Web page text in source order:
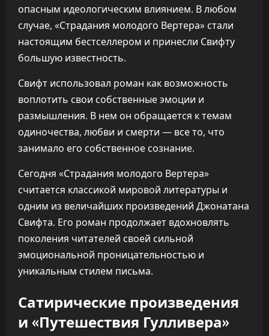
опасным идеологическим влиянием. В любом
случае, «Страдания молодого Вертера» стали
настоящим бестселлером и принесли Свифту
большую известность.
Свифт использовал роман как возможность
воплотить свои собственные эмоции и
размышления. В нем он обращается к темам
одиночества, любви и смерти — все то, что
занимало его собственное сознание.
Сегодня «Страдания молодого Вертера»
считается классикой мировой литературы и
одним из величайших произведений Джонатана
Свифта. Его роман продолжает вдохновлять
поколения читателей своей сильной
эмоциональной проницательностью и
уникальным стилем письма.
Сатирические произведения
и «Путешествия Гулливера»